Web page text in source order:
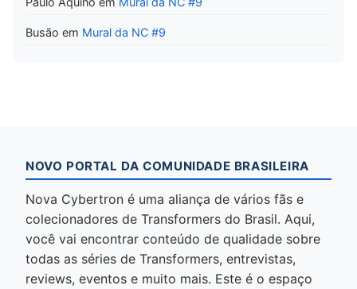
Busão em Mural da NC #9
NOVO PORTAL DA COMUNIDADE BRASILEIRA
Nova Cybertron é uma aliança de vários fãs e
colecionadores de Transformers do Brasil. Aqui,
você vai encontrar conteúdo de qualidade sobre
todas as séries de Transformers, entrevistas,
reviews, eventos e muito mais. Este é o espaço